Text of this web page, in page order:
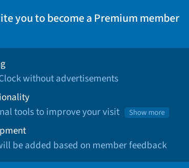
you to become a Premium member
without advertisements
tools to improve your visit
Show more
be added based on member feedback